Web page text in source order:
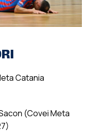
Catania
(Covei Meta